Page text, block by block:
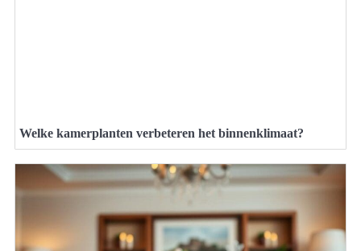
Welke kamerplanten verbeteren het binnenklimaat?